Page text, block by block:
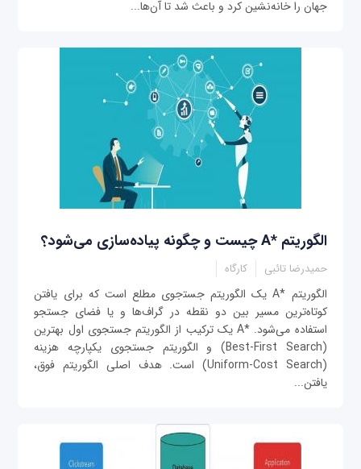
جهان را خانه‌نشین کرد و باعث شد تا آن‌ها...
الگوریتم *A چیست و چگونه پیاده‌سازی می‌شود؟
حمیدرضا تائبی کارگاه
الگوریتم *A یک الگوریتم جست‍‌جوی مطلع است که برای یافتن
کوتاه‌ترین مسیر بین دو نقطه در گراف‌ها و یا فضای جستجو
استفاده می‌شود. *A یک ترکیب از الگوریتم جستجوی اول بهترین
(Best-First Search) و الگوریتم جستجوی یکپارچه هزینه
(Uniform-Cost Search) است. هدف اصلی الگوریتم فوق،
یافتن...